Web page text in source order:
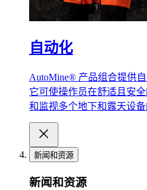
自动化
AutoMine® 产品组合提供
它可使操作员在舒适且安
和监视多个地下和露天设备
新闻和资源
新闻和资源